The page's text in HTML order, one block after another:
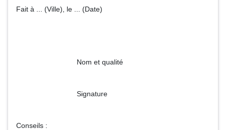
Fait à ... (Ville), le ... (Date)
Nom et qualité
Signature
Conseils :